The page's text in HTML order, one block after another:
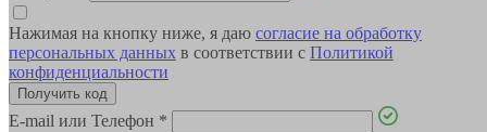
Нажимая на кнопку ниже, я даю согласие на обработку
персональных данных в соответствии с Политикой
конфиденциальности
E-mail или Телефон *